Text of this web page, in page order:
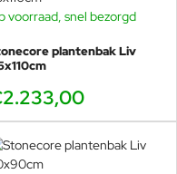
voorraad, snel bezorgd
plantenbak Liv